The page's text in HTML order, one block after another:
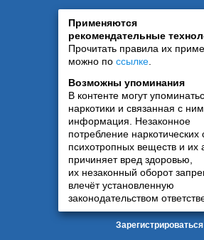
Применяются
рекомендательные
Прочитать правила их
можно по ссылке
Возможны упоминания
В контенте могут
наркотики и связанная с
информация. Незаконное
потребление наркотических
психотропных веществ и их
причиняет вред здоровью,
их незаконный оборот
влечёт установленную
законодательством
Зарегистрироваться